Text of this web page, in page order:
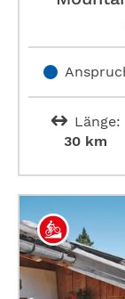
Länge:
30 km